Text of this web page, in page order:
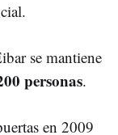
se mantiene
personas.
en 2009